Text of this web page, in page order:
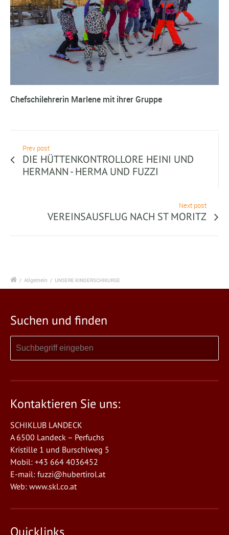
Chefschilehrerin Marlene mit ihrer Gruppe
Prev post
DIE HÜTTENKONTROLLORE HEINI UND
HERMANN - HERMA UND FUZZI
Next post
VEREINSAUSFLUG NACH ST MORITZ
/ Allgemein / UNSERE KINDERSCHIKURSE
Suchen und finden
Kontaktieren Sie uns:
SCHIKLUB LANDECK
A 6500 Landeck – Perfuchs
Kristille 1 und Burschlweg 5
Mobil: +43 664 4036452
E-mail: fuzzi@hubertirol.at
Web: www.skl.co.at
Quicklinks